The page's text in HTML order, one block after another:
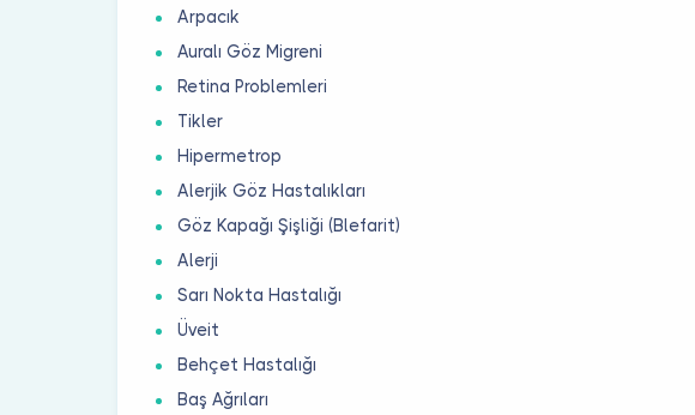
Arpacık
Auralı Göz Migreni
Retina Problemleri
Tikler
Hipermetrop
Alerjik Göz Hastalıkları
Göz Kapağı Şişliği (Blefarit)
Alerji
Sarı Nokta Hastalığı
Üveit
Behçet Hastalığı
Baş Ağrıları